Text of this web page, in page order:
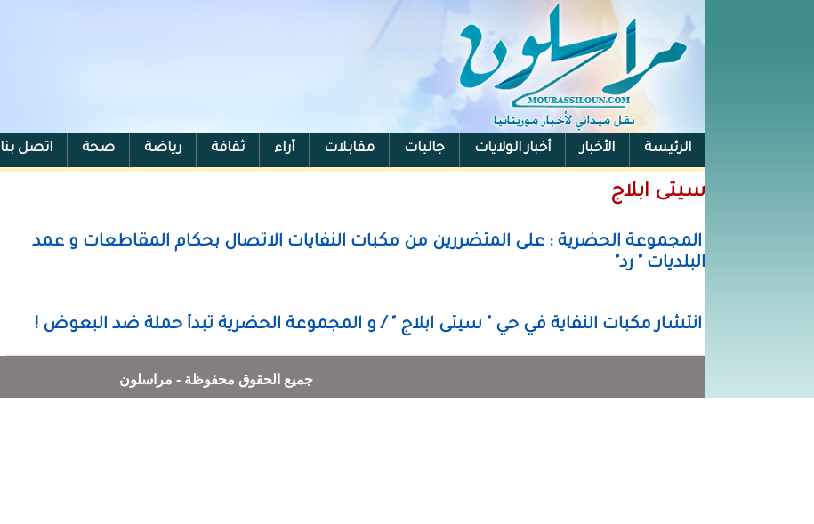
الرئيسة الأخبار أخبار الولايات جاليات مقابلات آراء ثقافة رياضة صحة اتصل بنا
سيتى ابلاج
المجموعة الحضرية : على المتضررين من مكبات النفايات الاتصال بحكام المقاطعات و عمد
البلديات " رد"
انتشار مكبات النفاية في حي " سيتى ابلاج " / و المجموعة الحضرية تبدأ حملة ضد البعوض !
جميع الحقوق محفوظة - مراسلون